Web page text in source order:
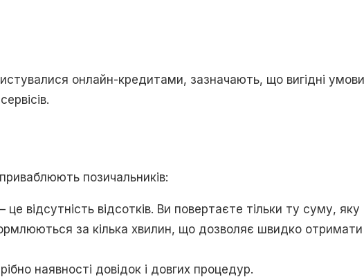
онлайн-кредитами, зазначають, що вигідні
позичальників:
це відсутність відсотків. Ви повертаєте тільки ту суму,
за кілька хвилин, що дозволяє швидко отримати
наявності довідок і довгих процедур.